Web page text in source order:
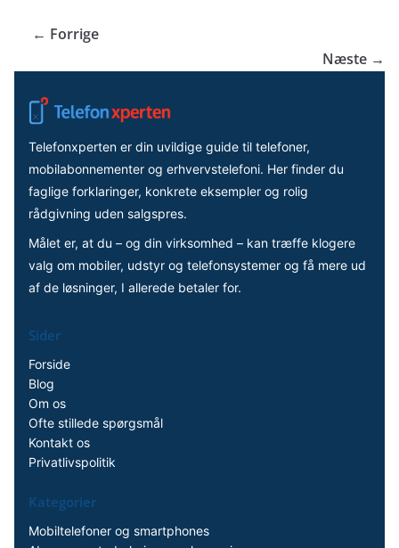
← Forrige
Næste →
Telefonxperten er din uvildige guide til telefoner,
mobilabonnementer og erhvervstelefoni. Her finder du
faglige forklaringer, konkrete eksempler og rolig
rådgivning uden salgspres.
Målet er, at du – og din virksomhed – kan træffe klogere
valg om mobiler, udstyr og telefonsystemer og få mere ud
af de løsninger, I allerede betaler for.
Sider
Forside
Blog
Om os
Ofte stillede spørgsmål
Kontakt os
Privatlivspolitik
Kategorier
Mobiltelefoner og smartphones